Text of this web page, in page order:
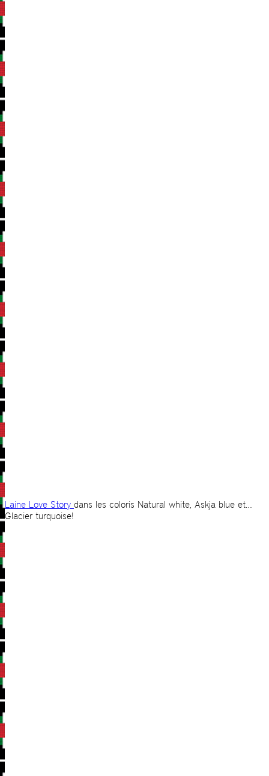
Laine Love Story dans les coloris Natural white, Askja blue et…
Glacier turquoise!